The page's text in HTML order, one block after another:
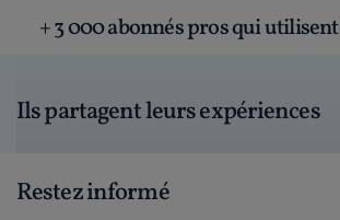
+ 3 000 abonnés pros qui
Ils partagent leurs expériences
Restez informé